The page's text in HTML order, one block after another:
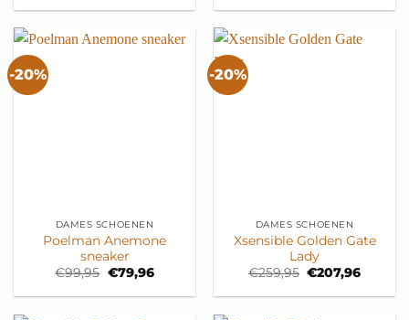
was:
is:
was:
is:
-20%
DAMES SCHOENEN
Poelman Anemone
sneaker
€99,95 Oorspronkelijke
was:
€79,96Huidige
is:
-20%
DAMES SCHOENEN
Xsensible Golden Gate
Lady
€259,95 Oorspronkelijke
was:
€207,96
is: